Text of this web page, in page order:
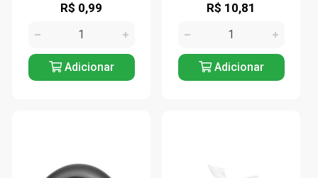
R$ 0,99
Adicionar
R$ 10,81
Adicionar